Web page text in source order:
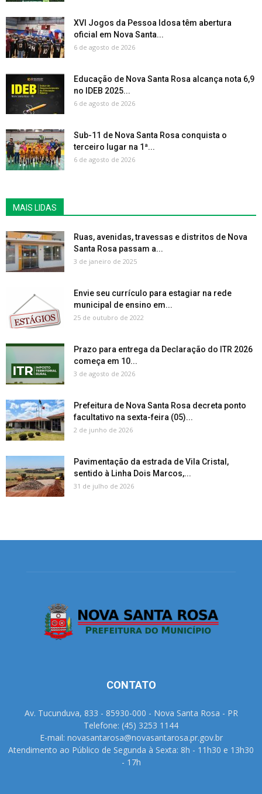
XVI Jogos da Pessoa Idosa têm abertura
oficial em Nova Santa...
6 de agosto de 2026
Educação de Nova Santa Rosa alcança nota 6,9
no IDEB 2025...
6 de agosto de 2026
Sub-11 de Nova Santa Rosa conquista o
terceiro lugar na 1ª...
6 de agosto de 2026
MAIS LIDAS
Ruas, avenidas, travessas e distritos de Nova
Santa Rosa passam a...
3 de janeiro de 2025
Envie seu currículo para estagiar na rede
municipal de ensino em...
25 de outubro de 2022
Prazo para entrega da Declaração do ITR 2026
começa em 10...
3 de agosto de 2026
Prefeitura de Nova Santa Rosa decreta ponto
facultativo na sexta-feira (05)...
2 de junho de 2026
Pavimentação da estrada de Vila Cristal,
sentido à Linha Dois Marcos,...
31 de julho de 2026
CONTATO
Av. Tucunduva, 833 - 85930-000 - Nova Santa Rosa - PR
Telefone: (45) 3253 1144
E-mail: novasantarosa@novasantarosa.pr.gov.br
Atendimento ao Público de Segunda à Sexta: 8h - 11h30 e 13h30
- 17h